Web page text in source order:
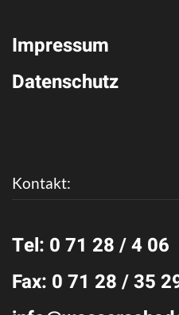
Impressum
Datenschutz
Kontakt:
Tel: 0 71 28 / 4 06
Fax: 0 71 28 / 35